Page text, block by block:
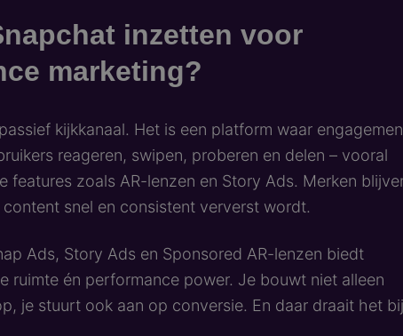
inzetten voor
marketing?
kijkkanaal. Het is een platform waar
reageren, swipen, proberen en delen – vooral
features zoals AR-lenzen en Story Ads. Merken
snel en consistent ververst wordt.
Ads, Story Ads en Sponsored AR-lenzen biedt
ruimte én performance power. Je bouwt niet alleen
je stuurt ook aan op conversie. En daar draait het bij